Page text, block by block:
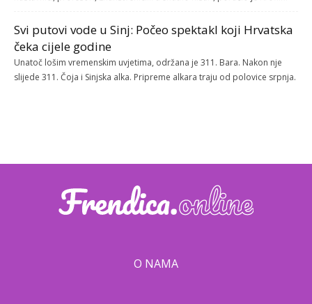
Svi putovi vode u Sinj: Počeo spektakl koji Hrvatska
čeka cijele godine
Unatoč lošim vremenskim uvjetima, održana je 311. Bara. Nakon nje
slijede 311. Čoja i Sinjska alka. Pripreme alkara traju od polovice srpnja.
O NAMA